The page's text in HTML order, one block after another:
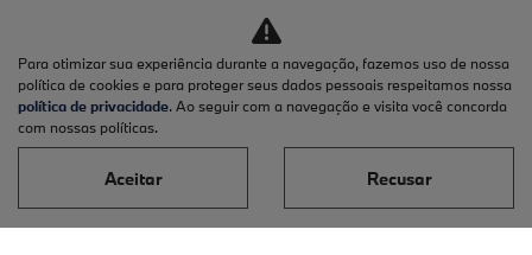
Funilaria e pintura
Service inclusive
Óleos originais
Roadside assistance
E-COMMERCE
Acessórios originais
Para otimizar sua experiência durante a navegação, fazemos uso de nossa
política de cookies e para proteger seus dados pessoais respeitamos nossa
política de privacidade. Ao seguir com a navegação e visita você concorda
com nossas políticas.
Aceitar Recusar